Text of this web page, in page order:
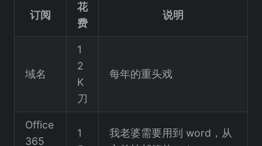
订阅
花
费
说明
域名
1
2
K
刀
每年的重头戏
Office
365
1
我老婆需要用到 word，从